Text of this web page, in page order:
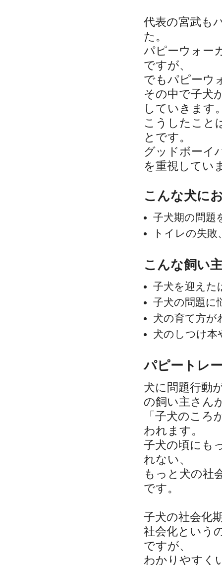
代表の宮武も
た。
パピーウォー
ですが、
でもパピーウ
その中で子犬
していきます
こうしたこと
とです。
グッドボーイ
を重視してい
こんな犬に
子犬期の問題
トイレの失
こんな飼い
子犬を迎えた
子犬の問題に
犬の育て方が
犬のしつけ本
パピートレ
犬に問題行動
の飼い主さん
「子犬のこ
われます。
子犬の頃にも
れない、
もっと犬の社
です。
子犬の社会化
社会化という
ですが、
わかりやすく